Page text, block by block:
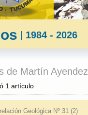
| 1984 - 2026
de Martín Ayendez
1 artículo
Geológica Nº 31 (2)